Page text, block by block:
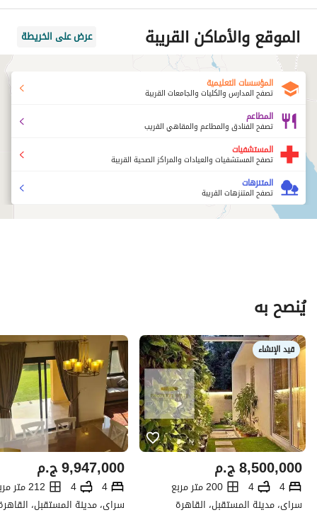
الموقع والأماكن القريبة عرض على الخريطة
المؤسسات التعليمية
تصفح المدارس والكليات والجامعات القريبة
المطاعم
تصفح الفنادق والمطاعم والمقاهي القريب
المستشفيات
تصفح المستشفيات والعيادات والمراكز الصحية القريبة
المتنزهات
تصفح المتنزهات القريبة
يُنصح به
قيد الإنشاء
ج.م8,500,000
4
4
200 متر مربع
سراى، مدينة المستقبل، القاهرة
ج.م9,947,000
4
4
212 متر مربع
سراى، مدينة المستقبل،